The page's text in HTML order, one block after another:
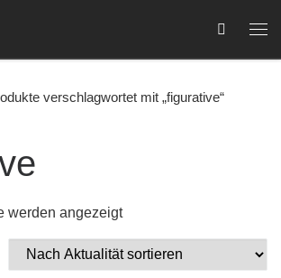
verschlagwortet mit „figurative“
werden angezeigtNach Aktualität sortiert